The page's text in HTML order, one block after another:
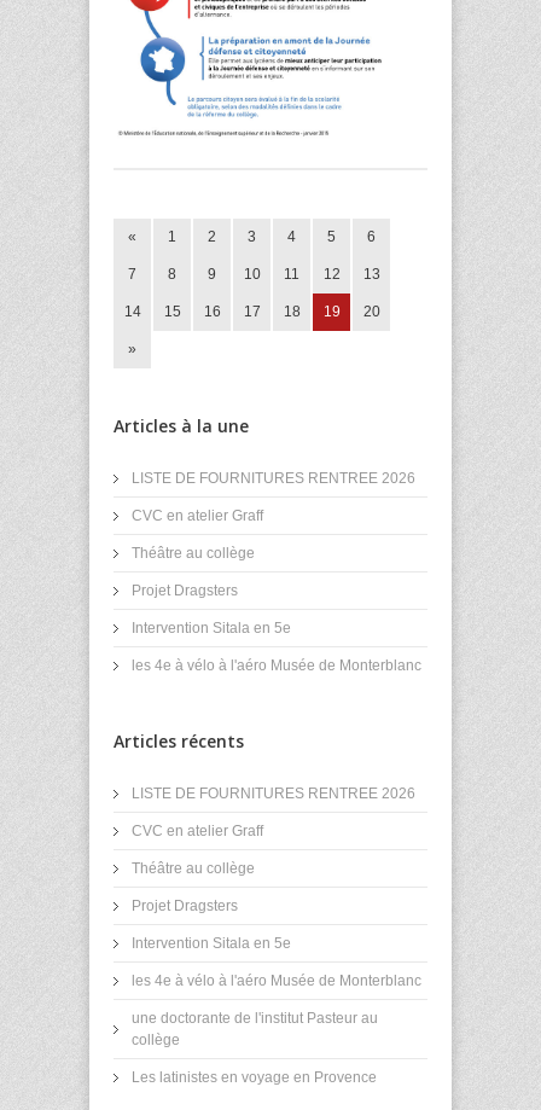
« 1 2 3 4 5 6
7 8 9 10 11 12 13
14 15 16 17 18 19 20
»
Articles à la une
LISTE DE FOURNITURES RENTREE 2026
CVC en atelier Graff
Théâtre au collège
Projet Dragsters
Intervention Sitala en 5e
les 4e à vélo à l'aéro Musée de Monterblanc
Articles récents
LISTE DE FOURNITURES RENTREE 2026
CVC en atelier Graff
Théâtre au collège
Projet Dragsters
Intervention Sitala en 5e
les 4e à vélo à l'aéro Musée de Monterblanc
une doctorante de l'institut Pasteur au
collège
Les latinistes en voyage en Provence